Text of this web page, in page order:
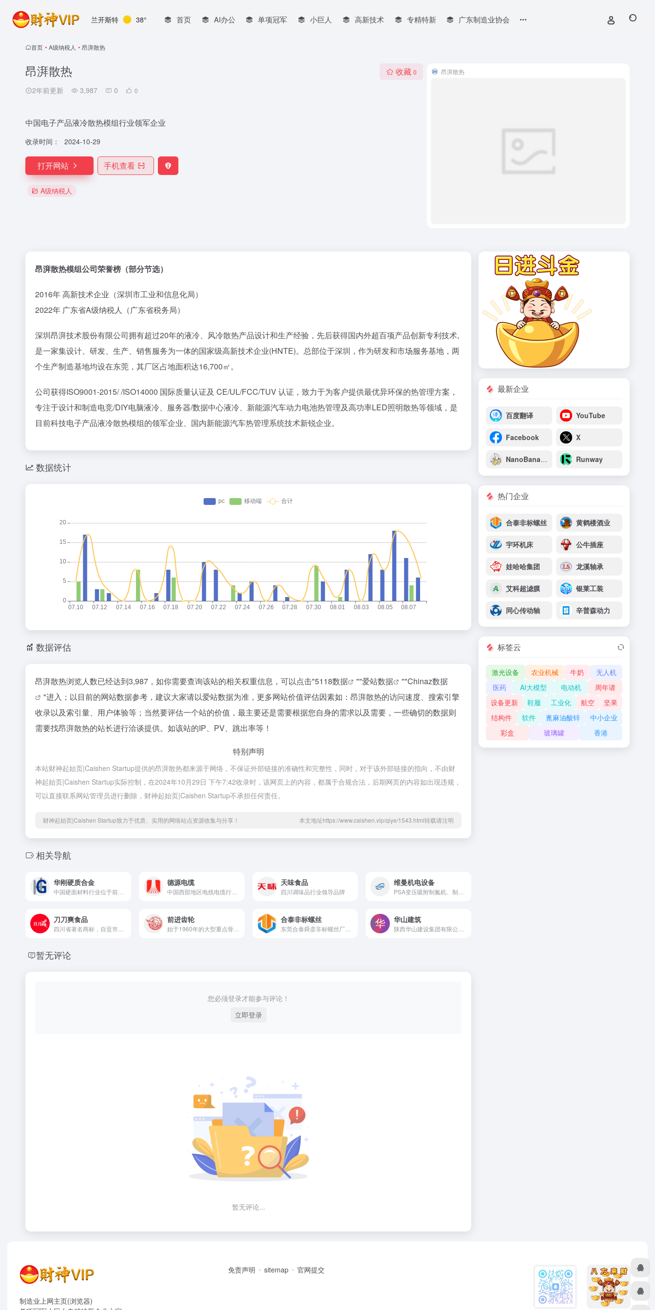
兰开斯特 38° 首页 AI办公 单项冠军 小巨人 高新技术 专精特新 广东制造业协会
首页 • A级纳税人 • 昂湃散热
昂湃散热
2年前更新 3,987 0 0
收藏 0
中国电子产品液冷散热模组行业领军企业
收录时间： 2024-10-29
打开网站 手机查看
A级纳税人
昂湃散热
昂湃散热模组公司荣誉榜（部分节选）
2016年 高新技术企业（深圳市工业和信息化局）
2022年 广东省A级纳税人（广东省税务局）
深圳昂湃技术股份有限公司拥有超过20年的液冷、风冷散热产品设计和生产经验，先后获得国内外超百项产品创新专利技术,
是一家集设计、研发、生产、销售服务为一体的国家级高新技术企业(HNTE)。总部位于深圳，作为研发和市场服务基地，两
个生产制造基地均设在东莞，其厂区占地面积达16,700㎡。
公司获得ISO9001-2015/ /ISO14000 国际质量认证及 CE/UL/FCC/TUV 认证，致力于为客户提供最优异环保的热管理方案，
专注于设计和制造电竞/DIY电脑液冷、服务器/数据中心液冷、新能源汽车动力电池热管理及高功率LED照明散热等领域，是
目前科技电子产品液冷散热模组的领军企业、国内新能源汽车热管理系统技术新锐企业。
数据统计
数据评估
昂湃散热浏览人数已经达到3,987，如你需要查询该站的相关权重信息，可以点击"5118数据 ""爱站数据 ""Chinaz数据
"进入；以目前的网站数据参考，建议大家请以爱站数据为准，更多网站价值评估因素如：昂湃散热的访问速度、搜索引擎
收录以及索引量、用户体验等；当然要评估一个站的价值，最主要还是需要根据您自身的需求以及需要，一些确切的数据则
需要找昂湃散热的站长进行洽谈提供。如该站的IP、PV、跳出率等！
特别声明
本站财神起始页|Caishen Startup提供的昂湃散热都来源于网络，不保证外部链接的准确性和完整性，同时，对于该外部链接的指向，不由财
神起始页|Caishen Startup实际控制，在2024年10月29日 下午7:42收录时，该网页上的内容，都属于合规合法，后期网页的内容如出现违规，
可以直接联系网站管理员进行删除，财神起始页|Caishen Startup不承担任何责任。
财神起始页|Caishen Startup致力于优质、实用的网络站点资源收集与分享！ 本文地址https://www.caishen.vip/qiye/1543.html转载请注明
相关导航
华刚硬质合金 德源电缆
中国西部地区电线电缆行业知名品牌
天味食品
四川调味品行业领导品牌
维曼机电设备
刀刀爽食品 前进齿轮
始于1960年的大型重点骨干齿轮制造商
合泰非标螺丝
东莞合泰舜彦非标螺丝厂22年专注非标异型螺丝螺母定制加工
华山建筑
暂无评论
您必须登录才能参与评论！
立即登录
暂无评论...
最新企业
百度翻译 YouTube
Facebook X
NanoBanana Runway
热门企业
合泰非标螺丝 黄鹤楼酒业
宇环机床 公牛插座
娃哈哈集团 龙溪轴承
艾科超滤膜 银莱工装
同心传动轴 辛普森动力
标签云
激光设备 农业机械 牛奶
无人机
医药
AI大模型 电动机
周年请
设备更新
鞋履 工业化 航空
坚果
结构件
软件 蓖麻油酸锌
中小企业
彩盒
玻璃罐 香港
制造业上网主页(浏览器)
免责声明 sitemap 官网提交